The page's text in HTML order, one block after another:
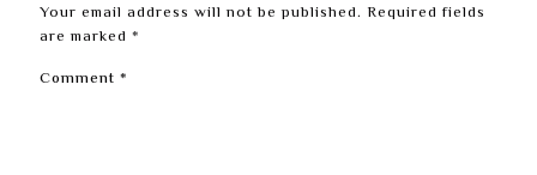
Your email address will not be published. Required fields
are marked *
Comment *